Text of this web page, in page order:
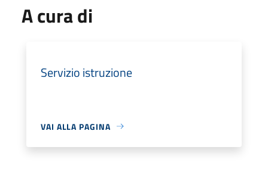
A cura di
Servizio istruzione
VAI ALLA PAGINA